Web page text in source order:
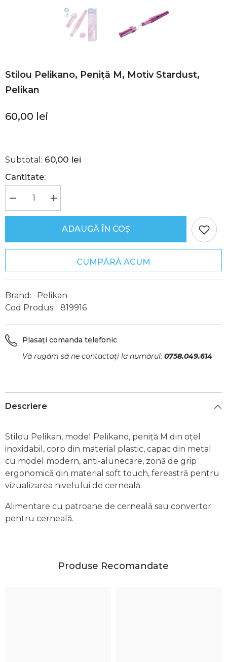
Stilou Pelikano, Peniță M, Motiv Stardust,
Pelikan
60,00 lei
Subtotal: 60,00 lei
Cantitate:
Reduceți
cantitatea
pentru
M,
Pelikan
Creșteți
cantitatea
pentru
Stilou
Pelikano,
M,
Stardust,
Pelikan
ADAUGĂ ÎN COȘ
CUMPĂRĂ ACUM
Brand:
Pelikan
Cod Produs:
819916
Plasați comanda telefonic
Vă rugăm să ne contactați la numărul: 0758.049.614
Descriere
Stilou Pelikan, model Pelikano, peniță M din oțel
inoxidabil, corp din material plastic, capac din metal
cu model modern, anti-alunecare, zonă de grip
ergonomică din material soft touch, fereastră pentru
vizualizarea nivelului de cerneală.
Alimentare cu patroane de cerneală sau convertor
pentru cerneală.
Produse Recomandate